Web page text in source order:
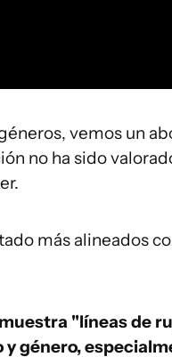
vemos un
no ha sido
más alineados
"líneas de
género,